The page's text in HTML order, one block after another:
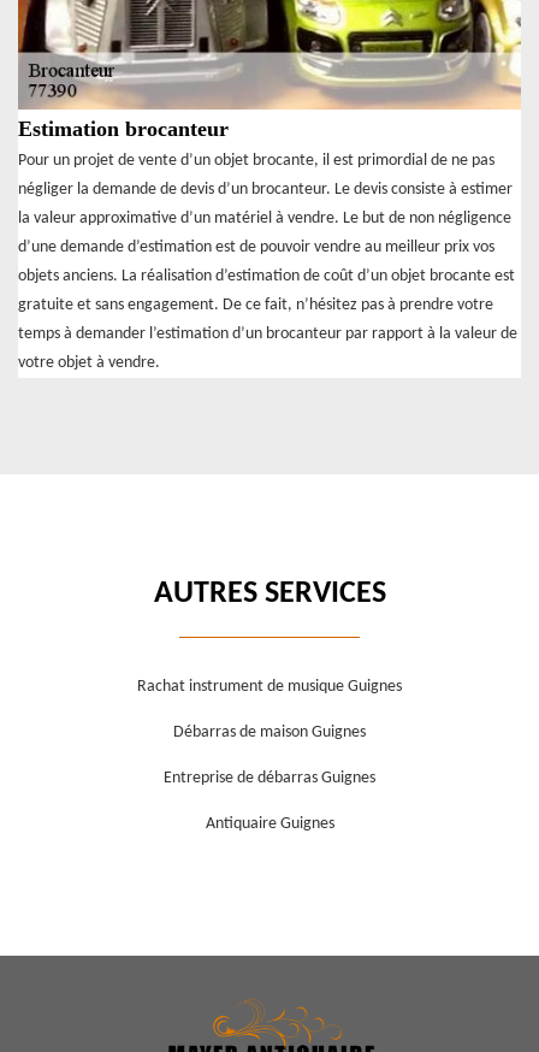
Estimation brocanteur
Pour un projet de vente d’un objet brocante, il est primordial de ne pas
négliger la demande de devis d’un brocanteur. Le devis consiste à estimer
la valeur approximative d’un matériel à vendre. Le but de non négligence
d’une demande d’estimation est de pouvoir vendre au meilleur prix vos
objets anciens. La réalisation d’estimation de coût d’un objet brocante est
gratuite et sans engagement. De ce fait, n’hésitez pas à prendre votre
temps à demander l’estimation d’un brocanteur par rapport à la valeur de
votre objet à vendre.
AUTRES SERVICES
Rachat instrument de musique Guignes
Débarras de maison Guignes
Entreprise de débarras Guignes
Antiquaire Guignes